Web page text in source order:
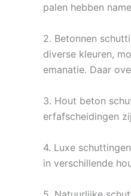
palen hebben
2. Betonnen
diverse kleuren,
emanatie. Daar
3. Hout beton
erfafscheidingen
4. Luxe
in verschillende